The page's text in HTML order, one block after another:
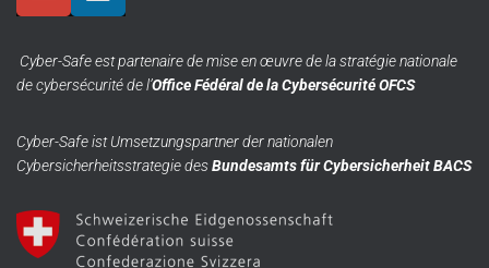
Cyber-Safe est partenaire de mise en œuvre de la stratégie nationale
de cybersécurité de l’Office Fédéral de la Cybersécurité OFCS
Cyber-Safe ist Umsetzungspartner der nationalen
Cybersicherheitsstrategie desBundesamts für Cybersicherheit BACS